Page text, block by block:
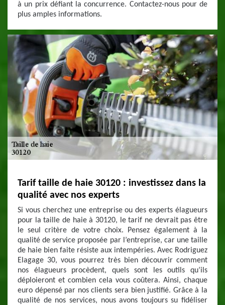
à un prix défiant la concurrence. Contactez-nous pour de
plus amples informations.
Tarif taille de haie 30120 : investissez dans la
qualité avec nos experts
Si vous cherchez une entreprise ou des experts élagueurs
pour la taille de haie à 30120, le tarif ne devrait pas être
le seul critère de votre choix. Pensez également à la
qualité de service proposée par l’entreprise, car une taille
de haie bien faite résiste aux intempéries. Avec Rodriguez
Elagage 30, vous pourrez très bien découvrir comment
nos élagueurs procèdent, quels sont les outils qu’ils
déploieront et combien cela vous coûtera. Ainsi, chaque
euro dépensé par nos clients sera bien justifié. Grâce à la
qualité de nos services, nous avons toujours su fidéliser